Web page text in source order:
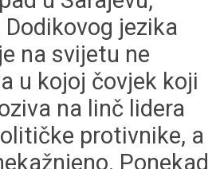
jezika
na svijetu ne
u kojoj čovjek koji
na linč lidera
protivnike, a
Ponekad